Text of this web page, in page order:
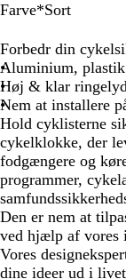
Farve*Sort
o
r
t
ø
l
v
f
a
r
v
e
t
l
å
ø
d
Forbedr din
Aluminium, plastik
Høj & klar ringelyd
Nem at installere
Hold cyklisterne
cykelklokke, der
fodgængere og
programmer,
Den er nem at
ved hjælp af vores
Vores
dine ideer ud i